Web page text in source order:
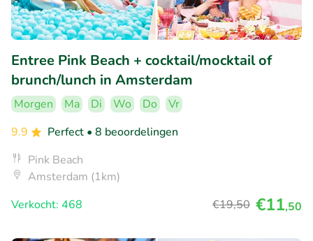
Entree Pink Beach + cocktail/mocktail of
brunch/lunch in Amsterdam
Morgen Ma Di Wo Do
Vr
9.9
Perfect • 8 beoordelingen
Pink Beach
Amsterdam (1km)
Verkocht: 468
€19,50 €11,50